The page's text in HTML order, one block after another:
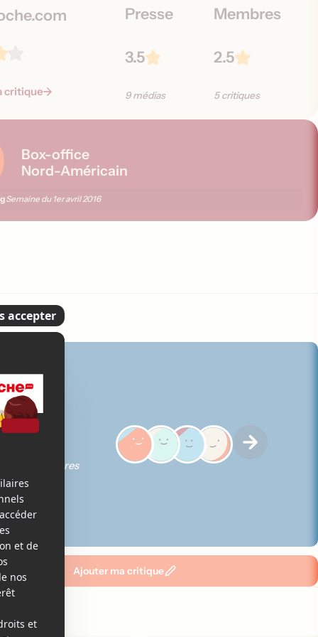
critique
Presse
3.5
9 médias
Membres
2.5
5 critiques
Box-office
Nord-Américain
Semaine du 1er avril 2016
des membres
Ajouter ma critique